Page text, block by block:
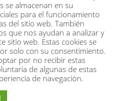
ISO-9001:2015 conforme con
Veritas. Aprobación original
vigor desde el 15/09/2024 y
14/09/2027
se almacenan en su
para el funcionamiento
del sitio web. También
que nos ayudan a analizar y
sitio web. Estas cookies se
solo con su consentimiento.
por no recibir estas
de algunas de estas
de navegación.